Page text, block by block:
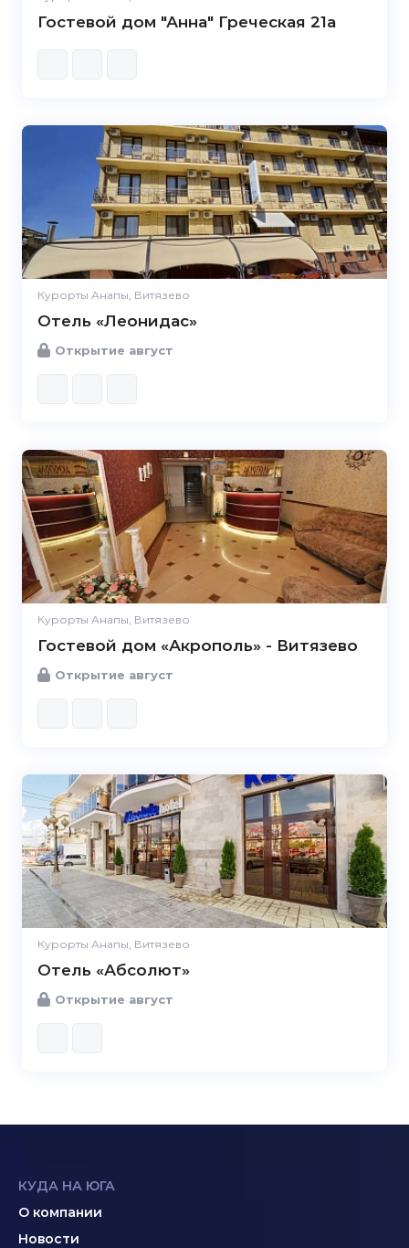
Гостевой дом "Анна" Греческая 21а
Курорты Анапы, Витязево
Отель «Леонидас»
Открытие август
Курорты Анапы, Витязево
Гостевой дом «Акрополь» - Витязево
Открытие август
Курорты Анапы, Витязево
Отель «Абсолют»
Открытие август
КУДА НА ЮГА
О компании
Новости